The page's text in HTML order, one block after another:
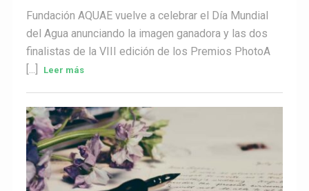
Fundación AQUAE vuelve a celebrar el Día Mundial
del Agua anunciando la imagen ganadora y las dos
finalistas de la VIII edición de los Premios PhotoA
[...]
Leer más